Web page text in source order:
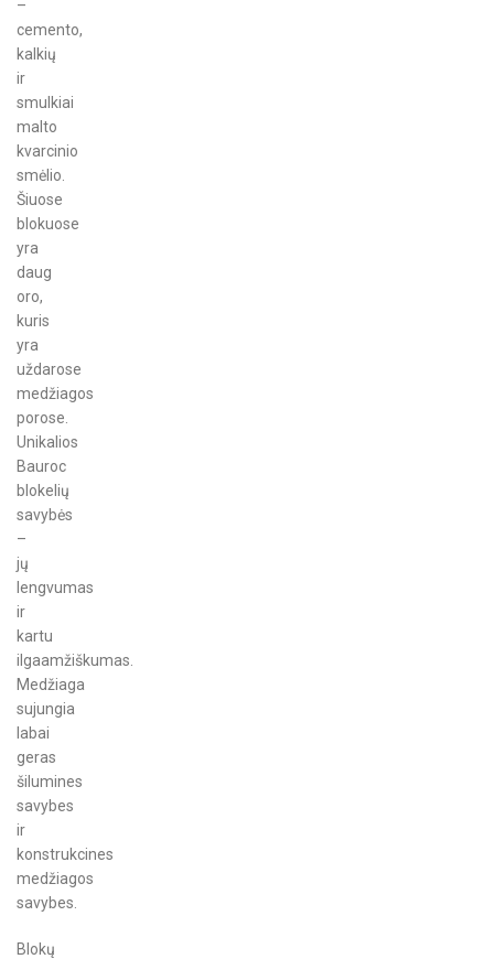
–
cemento,
kalkių
ir
smulkiai
malto
kvarcinio
smėlio.
Šiuose
blokuose
yra
daug
oro,
kuris
yra
uždarose
medžiagos
porose.
Unikalios
Bauroc
blokelių
savybės
–
jų
lengvumas
ir
kartu
ilgaamžiškumas.
Medžiaga
sujungia
labai
geras
šilumines
savybes
ir
konstrukcines
medžiagos
savybes.
Blokų